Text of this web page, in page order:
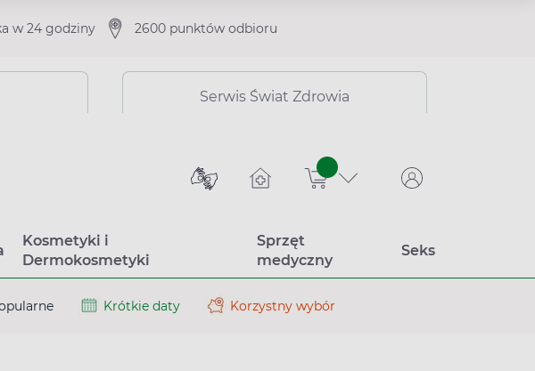
w 24 godziny 2600 punktów odbioru
Serwis Świat Zdrowia
sztuk
Kosmetyki i
Dermokosmetyki
Sprzęt
medyczny
Seks
Krótkie daty Korzystny wybór